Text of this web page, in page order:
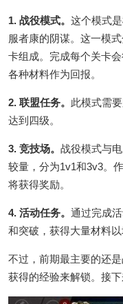
1. 战役模式。 这个模式
服者康的阴谋。这一模
卡组成。完成每个关卡
各种材料作为回报。
2. 联盟任务。 此模式需
达到四级。
3. 竞技场。 战役模式与
较量，分为1v1和3v3。
将获得奖励。
4. 活动任务。 通过完成
和突破，获得大量材料以
不过，前期最主要的还
获得的经验来解锁。接